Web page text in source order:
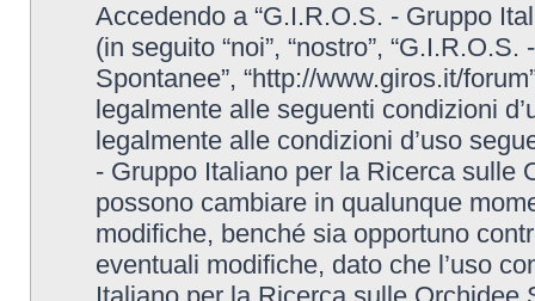
Accedendo a “G.I.R.O.S. - Gruppo
(in seguito “noi”, “nostro”,
Spontanee”, “http://www.giros.it/
legalmente alle seguenti condizioni
legalmente alle condizioni d’uso
- Gruppo Italiano per la Ricerca sulle
possono cambiare in qualunque
modifiche, benché sia opportuno
eventuali modifiche, dato che l’uso